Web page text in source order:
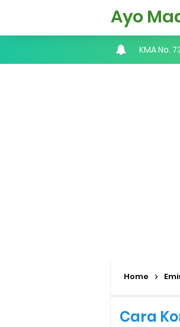
Ayo
KMA No.
Cara
Home
Cara